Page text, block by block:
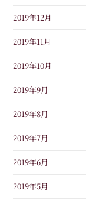
2019年12月
2019年11月
2019年10月
2019年9月
2019年8月
2019年7月
2019年6月
2019年5月